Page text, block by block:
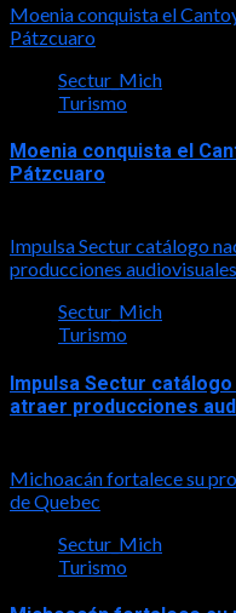
Moenia conquista el
Pátzcuaro
Sectur_Mich
Turismo
Moenia conquista el
Pátzcuaro
Impulsa Sectur catálogo
producciones audiovisuales
Sectur_Mich
Turismo
Impulsa Sectur
atraer producciones
Michoacán fortalece su
de Quebec
Sectur_Mich
Turismo